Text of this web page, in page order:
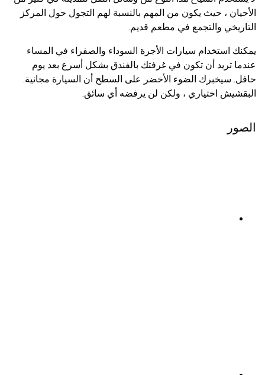
الأحيان ، حيث يكون من المهم بالنسبة لهم التجول حول المركز
التاريخي والتجمع في مطعم قديم.
يمكنك استخدام سيارات الأجرة السوداء والصفراء في المساء
عندما تريد أن تكون في غرفتك بالفندق بشكل أسرع بعد يوم
حافل. سيخبرك الضوء الأخضر على السطح أن السيارة مجانية.
البقشيش اختياري ، ولكن لن يرفضه أي سائق.
الصور